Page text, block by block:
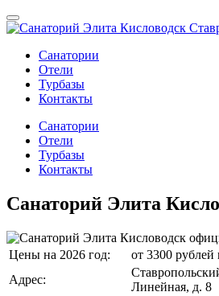
Санатории
Отели
Турбазы
Контакты
Санатории
Отели
Турбазы
Контакты
Санаторий Элита
Цены на 2026 год:
от 3300 рублей
Адрес:
Линейная, д. 8